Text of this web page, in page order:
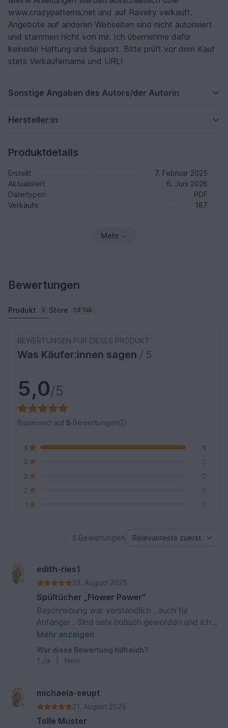
www.crazypatterns.net und auf Ravelry verkauft.
Angebote auf anderen Webseiten sind nicht autorisiert
und stammen nicht von mir. Ich übernehme dafür
keinerlei Haftung und Support. Bitte prüft vor dem Kauf
stets Verkäufername und URL!
Sonstige Angaben des Autors/der Autorin
Hersteller:in
Produktdetails
Erstellt
7. Februar 2025
Aktualisiert
6. Juni 2026
Dateitypen
PDF
Verkäufe
187
Mehr
Bewertungen
Produkt 5 Store 1,8 Tsd.
BEWERTUNGEN FÜR DIESES PRODUKT
Was Käufer:innen sagen / 5
5,0/5
Basierend auf 5 Bewertungen
5 5
4
0
3
0
2
0
1
0
5 Bewertungen
edith-ries1
23. August 2025
Spültücher „Flower Power“
Beschreibung war verständlich , auch für
Anfänger . Sind sehr hübsch geworden und ich
hab meine Freude
Mehr anzeigen
War diese Bewertung hilfreich?
1 Ja Nein
michaela-seupt
21. August 2025
Tolle Muster